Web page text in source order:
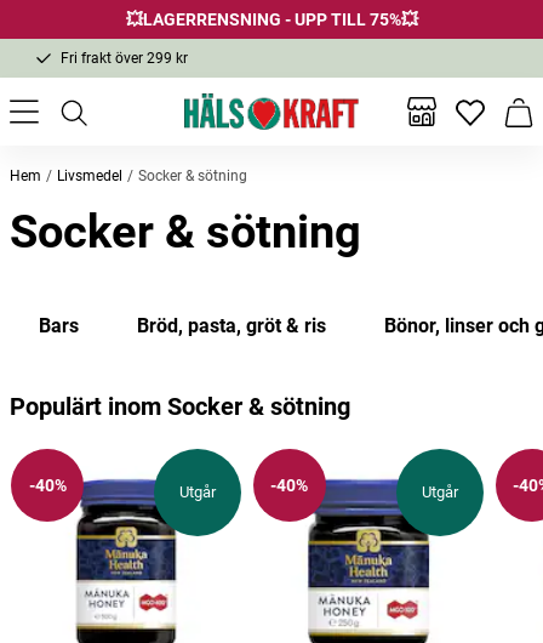
💥LAGERRENSNING - UPP TILL 75%💥
Fri frakt över 299 kr
1-3 dagars leverans
Samma pris i butik & online
Fri frakt över 299 kr
Inga
Hem Livsmedel Socker & sötning
Socker & sötning
Bars Bröd, pasta, gröt & ris Bönor, linser och
Populärt inom Socker & sötning
-40% Utgår -40% Utgår -